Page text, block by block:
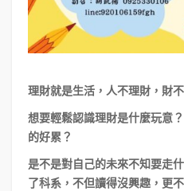
理財就是生活，人不理財，財
想要輕鬆認識理財是什麼玩意
的好累？
是不是對自己的未來不知要走
了科系，不但讀得沒興趣，更